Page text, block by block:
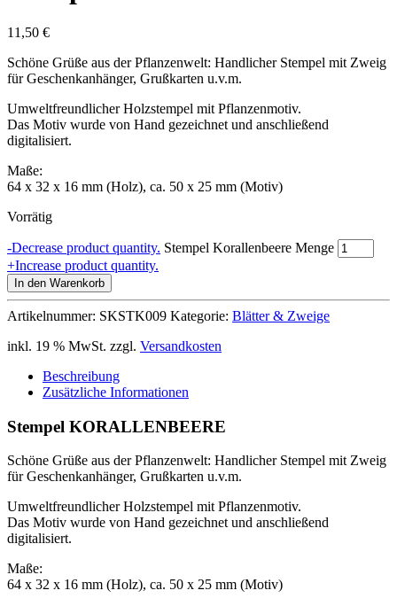
11,50 €
Schöne Grüße aus der Pflanzenwelt: Handlicher Stempel mit Zweig
für Geschenkanhänger, Grußkarten u.v.m.
Umweltfreundlicher Holzstempel mit Pflanzenmotiv.
Das Motiv wurde von Hand gezeichnet und anschließend
digitalisiert.
Maße:
64 x 32 x 16 mm (Holz), ca. 50 x 25 mm (Motiv)
Vorrätig
-Decrease product quantity. Stempel Korallenbeere Menge
+Increase product quantity.
In den Warenkorb
Artikelnummer: SKSTK009 Kategorie: Blätter & Zweige
inkl. 19 % MwSt. zzgl. Versandkosten
Beschreibung
Zusätzliche Informationen
Stempel KORALLENBEERE
Schöne Grüße aus der Pflanzenwelt: Handlicher Stempel mit Zweig
für Geschenkanhänger, Grußkarten u.v.m.
Umweltfreundlicher Holzstempel mit Pflanzenmotiv.
Das Motiv wurde von Hand gezeichnet und anschließend
digitalisiert.
Maße:
64 x 32 x 16 mm (Holz), ca. 50 x 25 mm (Motiv)